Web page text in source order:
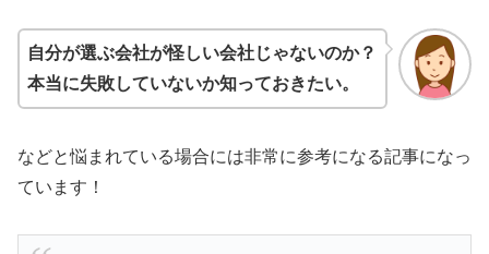
自分が選ぶ会社が怪しい会社じゃないのか？
本当に失敗していないか知っておきたい。
などと悩まれている場合には非常に参考になる記事になっ
ています！